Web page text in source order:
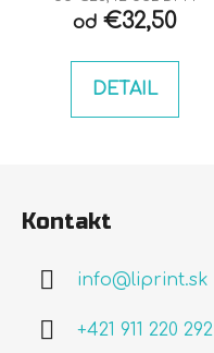
od€32,50
DETAIL
Kontakt
info@liprint.sk
+421 911 220 292